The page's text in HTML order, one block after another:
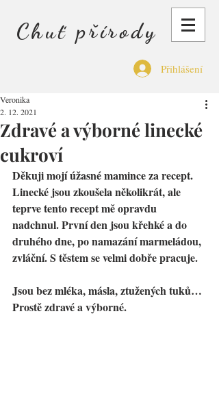
Chuť přírody
Přihlášení
Zdravé a výborné linecké
cukroví
Veronika
2. 12. 2021
Děkuji mojí úžasné mamince za recept.
Linecké jsou zkoušela několikrát, ale
teprve tento recept mě opravdu
nadchnul. První den jsou křehké a do
druhého dne, po namazání marmeládou,
zvláční. S těstem se velmi dobře pracuje.
Jsou bez mléka, másla, ztužených tuků…
Prostě zdravé a výborné.